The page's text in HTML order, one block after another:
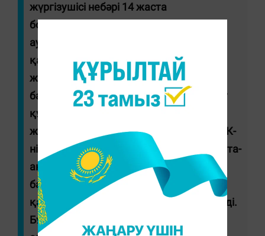
жүргізушісі небәрі 14 жаста
болғандықтан басқаруға ие болмай,
аударылып қалды. Салдарынан бала
қайтыс болды, ал оның 4 жасөспірім
жолаушысы ауруханаға түсті. Осыған
байланысты ІІМ көлік құралын басқару
құқығы жоқ адамға бергені үшін
жауапкершілік туралы ескертеді (ӘҚБтК-
нің 612-бабының 5-бөлігі). Сондықтан ата-
аналарға дәл бүгін, кейінге қалдырмай,
балалармен жол қауіпсіздігінің негізгі
қағидаларын талқылауға кеңес беріледі.
Бұл кеңестер баланың жадында